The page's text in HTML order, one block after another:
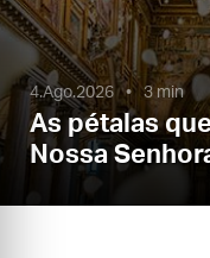
4.Ago.2026 3 min
As pétalas
Nossa